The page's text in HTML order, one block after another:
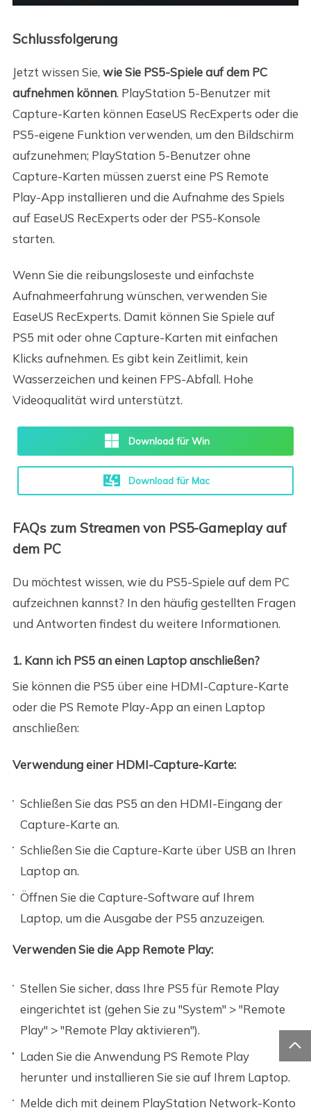
Schlussfolgerung
Jetzt wissen Sie, wie Sie PS5-Spiele auf dem PC
aufnehmen können. PlayStation 5-Benutzer mit
Capture-Karten können EaseUS RecExperts oder die
PS5-eigene Funktion verwenden, um den Bildschirm
aufzunehmen; PlayStation 5-Benutzer ohne
Capture-Karten müssen zuerst eine PS Remote
Play-App installieren und die Aufnahme des Spiels
auf EaseUS RecExperts oder der PS5-Konsole
starten.
Wenn Sie die reibungsloseste und einfachste
Aufnahmeerfahrung wünschen, verwenden Sie
EaseUS RecExperts. Damit können Sie Spiele auf
PS5 mit oder ohne Capture-Karten mit einfachen
Klicks aufnehmen. Es gibt kein Zeitlimit, kein
Wasserzeichen und keinen FPS-Abfall. Hohe
Videoqualität wird unterstützt.
Download für Win
Download für Mac
FAQs zum Streamen von PS5-Gameplay auf
dem PC
Du möchtest wissen, wie du PS5-Spiele auf dem PC
aufzeichnen kannst? In den häufig gestellten Fragen
und Antworten findest du weitere Informationen.
1. Kann ich PS5 an einen Laptop anschließen?
Sie können die PS5 über eine HDMI-Capture-Karte
oder die PS Remote Play-App an einen Laptop
anschließen:
Verwendung einer HDMI-Capture-Karte:
Schließen Sie das PS5 an den HDMI-Eingang der
Capture-Karte an.
Schließen Sie die Capture-Karte über USB an Ihren
Laptop an.
Öffnen Sie die Capture-Software auf Ihrem
Laptop, um die Ausgabe der PS5 anzuzeigen.
Verwenden Sie die App Remote Play:
Stellen Sie sicher, dass Ihre PS5 für Remote Play
eingerichtet ist (gehen Sie zu "System" > "Remote
Play" > "Remote Play aktivieren").
Laden Sie die Anwendung PS Remote Play
herunter und installieren Sie sie auf Ihrem Laptop.
Melde dich mit deinem PlayStation Network-Konto
